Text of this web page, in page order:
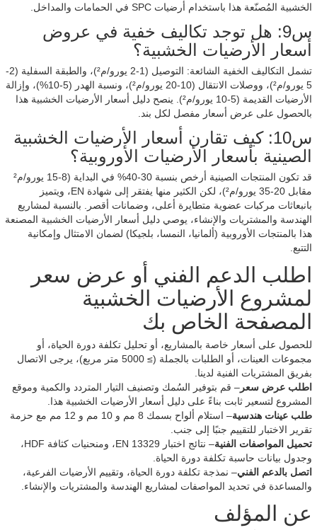
الخشبية المُصنّعة هذا باستخدام أرضيات SPC في الحمامات والمداخل.
س9: هل توجد تكاليف خفية في عروض
أسعار الأرضيات الخشبية؟
تشمل التكاليف الخفية الشائعة: التوصيل (1-2 يورو/م²)، والطبقة السفلية (2-
5 يورو/م²)، ووصلات الانتقال (10-20 يورو/م²)، ونسبة الهدر (5-10%)، وإزالة
الأرضيات القديمة (5-10 يورو/م²). ينصح دليل أسعار الأرضيات الخشبية هذا
بالحصول على عرض أسعار مفصل لكل بند.
س10: كيف تقارن أسعار الأرضيات الخشبية
الصينية بأسعار الأرضيات الأوروبية؟
قد تكون المنتجات الصينية أرخص بنسبة 30-40% في البداية (8-15 يورو/م²
مقابل 20-35 يورو/م²)، لكن الكثير منها يفتقر إلى شهادة EN، ويتميز
بانبعاثات مركبات عضوية متطايرة أعلى، وضمانات أقصر. بالنسبة لمشاريع
الهندسة والمشتريات والإنشاء، يوصي دليل أسعار الأرضيات الخشبية المصنعة
هذا بالمنتجات الأوروبية (ألمانيا، النمسا، بلجيكا) لضمان الامتثال وإمكانية
التتبع.
اطلب الدعم الفني أو عرض سعر
لمشروع الأرضيات الخشبية
المصفحة الخاص بك
للحصول على أسعار خاصة بالمشاريع، أو تحليل تكلفة دورة الحياة، أو
مجموعات العينات، أو الطلبات بالجملة (≥ 5000 متر مربع)، يرجى الاتصال
بفريق المشتريات الفنية لدينا.
اطلب عرض سعر – قم بتوفير السُمك وتصنيف التيار المتردد والكمية وموقع
المشروع لتسعير ثابت بناءً على دليل أسعار الأرضيات الخشبية هذا.
طلب عينات هندسية
– استلام ألواح بسمك 8 مم و 10 مم و 12 مم مع حزمة
تقرير الاختبار للتقييم جنبًا إلى جنب.
تحميل المواصفات الفنية
– نتائج اختبار EN 13329، ومنحنيات كثافة HDF،
وجدول بيانات حاسبة تكلفة دورة الحياة.
اتصل بالدعم الفني– نمذجة تكلفة دورة الحياة، وتقييم الأرضيات الفرعية،
والمساعدة في تحديد المواصفات لمشاريع الهندسة والمشتريات والإنشاء.
عن المؤلف